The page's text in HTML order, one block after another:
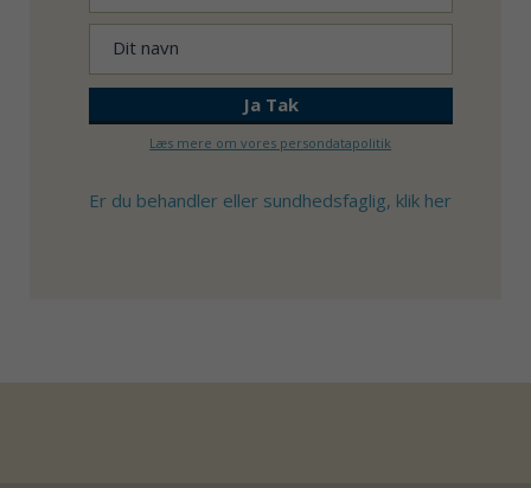
Læs mere om vores persondatapolitik
Er du behandler eller sundhedsfaglig, klik her